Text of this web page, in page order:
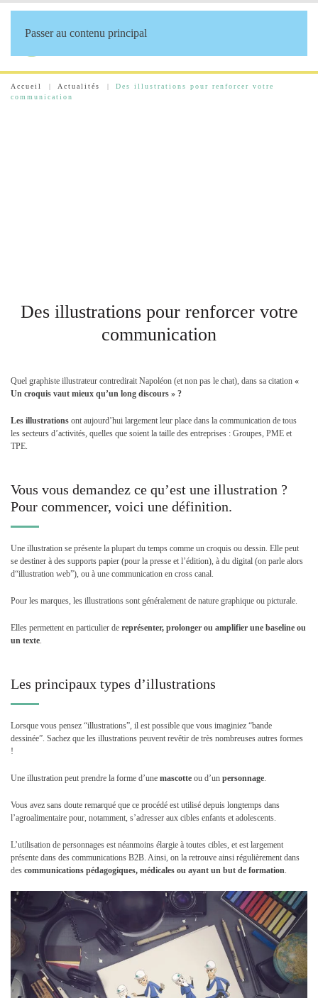
Passer au contenu principal
Accueil Actualités
Des illustrations pour renforcer votre
communication
Des illustrations pour renforcer votre
communication
Quel graphiste illustrateur contredirait Napoléon (et non pas le chat), dans sa citation «
Un croquis vaut mieux qu’un long discours » ?
Les illustrations ont aujourd’hui largement leur place dans la communication de tous
les secteurs d’activités, quelles que soient la taille des entreprises : Groupes, PME et
TPE.
Vous vous demandez ce qu’est une illustration ?
Pour commencer, voici une définition.
Une illustration se présente la plupart du temps comme un croquis ou dessin. Elle peut
se destiner à des supports papier (pour la presse et l’édition), à du digital (on parle alors
d“illustration web”), ou à une communication en cross canal.
Pour les marques, les illustrations sont généralement de nature graphique ou picturale.
Elles permettent en particulier de représenter, prolonger ou amplifier une baseline ou
un texte.
Les principaux types d’illustrations
Lorsque vous pensez “illustrations”, il est possible que vous imaginiez “bande
dessinée”. Sachez que les illustrations peuvent revêtir de très nombreuses autres formes
!
Une illustration peut prendre la forme d’une mascotte ou d’un personnage.
Vous avez sans doute remarqué que ce procédé est utilisé depuis longtemps dans
l’agroalimentaire pour, notamment, s’adresser aux cibles enfants et adolescents.
L’utilisation de personnages est néanmoins élargie à toutes cibles, et est largement
présente dans des communications B2B. Ainsi, on la retrouve ainsi régulièrement dans
des communications pédagogiques, médicales ou ayant un but de formation.